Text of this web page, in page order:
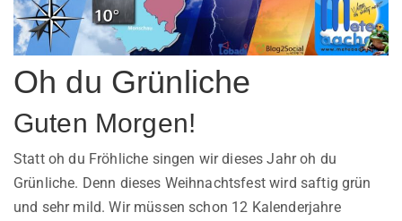
Oh du Grünliche
Guten Morgen!
Statt oh du Fröhliche singen wir dieses Jahr oh du
Grünliche. Denn dieses Weihnachtsfest wird saftig grün
und sehr mild. Wir müssen schon 12 Kalenderjahre